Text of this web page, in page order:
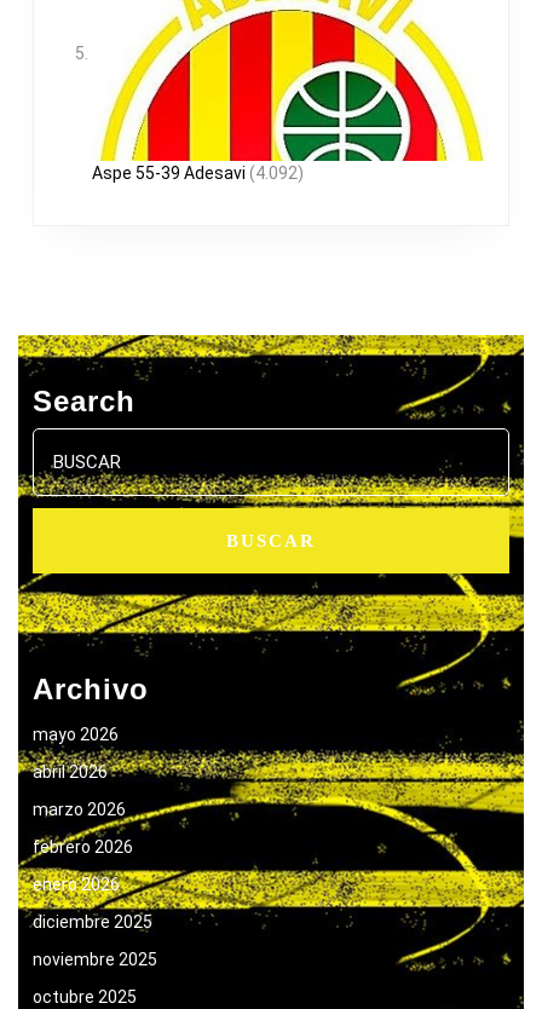
Aspe 55-39 Adesavi (4.092)
Search
Buscar:
Archivo
mayo 2026
abril 2026
marzo 2026
febrero 2026
enero 2026
diciembre 2025
noviembre 2025
octubre 2025